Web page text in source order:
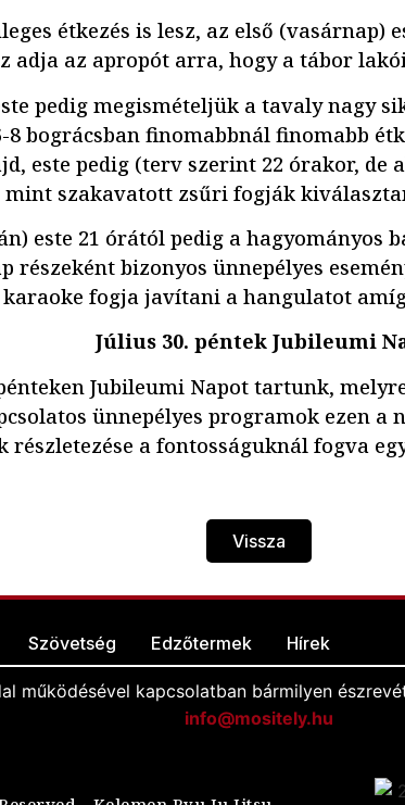
étkezés is lesz, az első (vasárnap)
adja az apropót arra, hogy a tábor
pedig megismételjük a tavaly nagy
8 bográcsban finomabbnál finomabb
este pedig (terv szerint 22 órakor, de
mint szakavatott zsűri fogják
este 21 órától pedig a hagyományos
részeként bizonyos ünnepélyes
fogja javítani a hangulatot
Július 30. péntek Jubileumi
Jubileumi Napot tartunk,
ünnepélyes programok ezen a
részletezése a fontosságuknál fogva
Vissza
Szövetség Edzőtermek Hírek
működésével kapcsolatban bármilyen
info@mositely.hu